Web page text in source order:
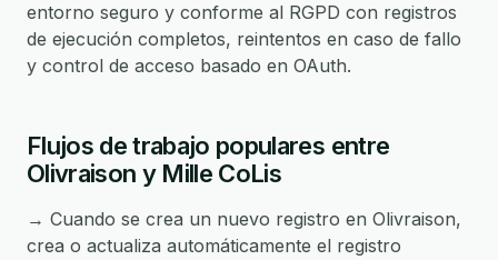
entorno seguro y conforme al RGPD con registros
de ejecución completos, reintentos en caso de fallo
y control de acceso basado en OAuth.
Flujos de trabajo populares entre
Olivraison y Mille CoLis
→ Cuando se crea un nuevo registro en Olivraison,
crea o actualiza automáticamente el registro